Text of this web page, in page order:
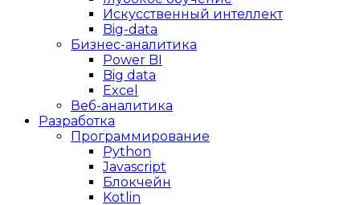
Искусственный интеллект
Big-data
Бизнес-аналитика
Power BI
Big data
Excel
Веб-аналитика
Разработка
Программирование
Python
Javascript
Блокчейн
Kotlin